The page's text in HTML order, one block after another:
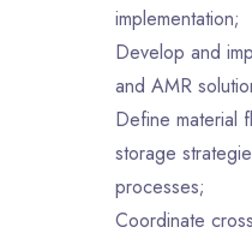
implementation;
Develop and
and AMR
Define material
storage
processes;
Coordinate